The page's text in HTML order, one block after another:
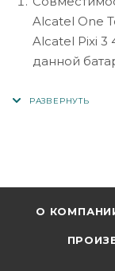
Alcatel One
Alcatel Pixi 3
данной
вскрытия
Защита: от
О